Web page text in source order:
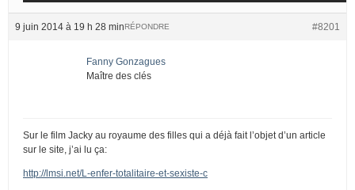
9 juin 2014 à 19 h 28 min #8201
RÉPONDRE
Fanny Gonzagues
Maître des clés
Sur le film Jacky au royaume des filles qui a déjà fait l’objet d’un article
sur le site, j’ai lu ça:
http://lmsi.net/L-enfer-totalitaire-et-sexiste-c